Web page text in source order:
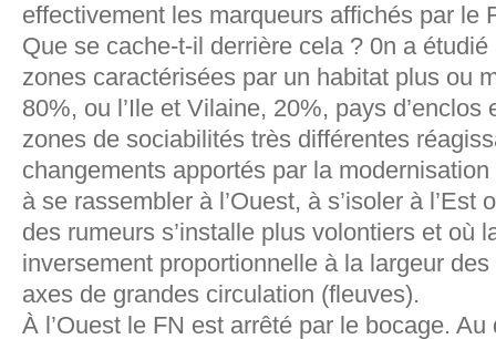
effectivement les marqueurs affichés par le
Que se cache-t-il derrière cela ? 0n a
zones caractérisées par un habitat plus ou
80%, ou l’Ile et Vilaine, 20%, pays
zones de sociabilités très différentes
changements apportés par la
à se rassembler à l’Ouest, à s’isoler à l’Est
des rumeurs s’installe plus volontiers et où
inversement proportionnelle à la largeur
axes de grandes circulation (fleuves).
À l’Ouest le FN est arrêté par le bocage.